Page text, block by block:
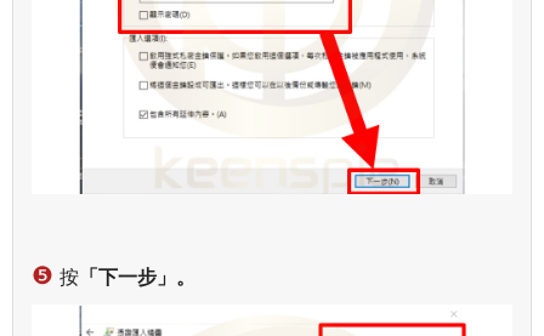
❺ 按 「下一步」。